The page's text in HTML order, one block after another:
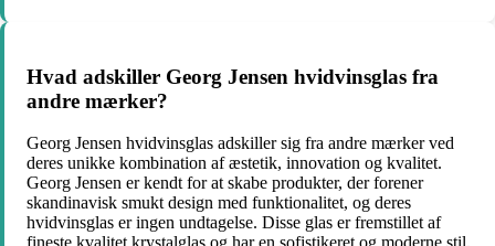
Hvad adskiller Georg Jensen hvidvinsglas fra
andre mærker?
Georg Jensen hvidvinsglas adskiller sig fra andre mærker ved
deres unikke kombination af æstetik, innovation og kvalitet.
Georg Jensen er kendt for at skabe produkter, der forener
skandinavisk smukt design med funktionalitet, og deres
hvidvinsglas er ingen undtagelse. Disse glas er fremstillet af